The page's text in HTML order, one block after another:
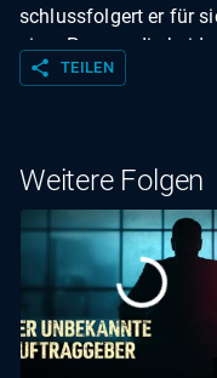
schlussfolgert er für
einer Person, die
Ausscheiden hätte
zufriedengeben. Mit
eine Tätersuche auf
Belohnung
den Namen eines
Spurensuche führt
share TEILEN
Weitere Folgen